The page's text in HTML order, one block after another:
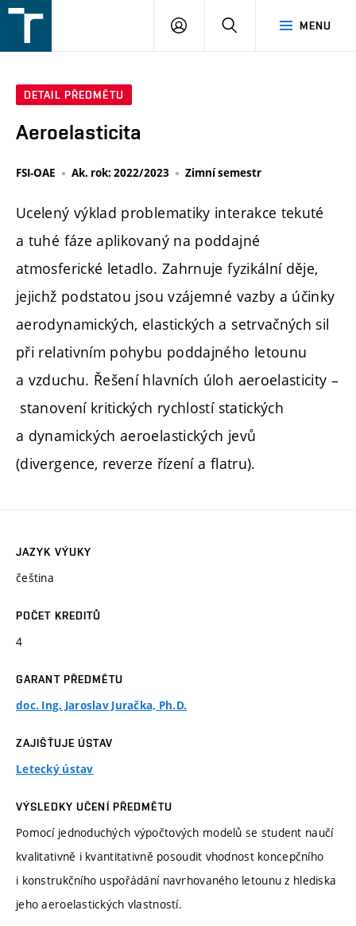
v
MENU
PŘIHLÁŠENÍ
DETAIL PŘEDMĚTU
Aeroelasticita
FSI-OAE Ak. rok: 2022/2023 Zimní semestr
Ucelený výklad problematiky interakce tekuté
a tuhé fáze aplikovaný na poddajné
atmosferické letadlo. Zahrnuje fyzikální děje,
jejichž podstatou jsou vzájemné vazby a účinky
aerodynamických, elastických a setrvačných sil
při relativním pohybu poddajného letounu
a vzduchu. Řešení hlavních úloh aeroelasticity –
stanovení kritických rychlostí statických
a dynamických aeroelastických jevů
(divergence, reverze řízení a flatru).
JAZYK VÝUKY
čeština
POČET KREDITŮ
4
GARANT PŘEDMĚTU
doc. Ing. Jaroslav Juračka, Ph.D.
ZAJIŠŤUJE ÚSTAV
Letecký ústav
VÝSLEDKY UČENÍ PŘEDMĚTU
Pomocí jednoduchých výpočtových modelů se student naučí
kvalitativně i kvantitativně posoudit vhodnost koncepčního
i konstrukčního uspořádání navrhovaného letounu z hlediska
jeho aeroelastických vlastností.